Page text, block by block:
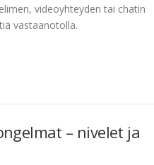
videoyhteyden tai chatin
vastaanotolla.
– nivelet ja